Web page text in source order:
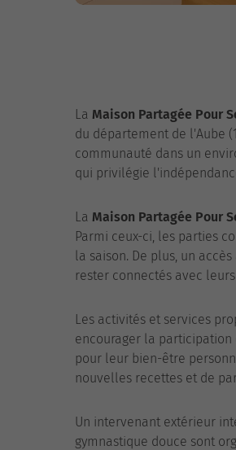
La Maison Partagée Pour
du département de l'Aube
communauté dans un
qui privilégie
La Maison Partagée Pour
Parmi ceux-ci, les parties
la saison. De plus, un accès
rester connectés avec
Les activités et services
encourager la participation
pour leur bien-être
nouvelles recettes et de
Un intervenant extérieur
gymnastique douce sont